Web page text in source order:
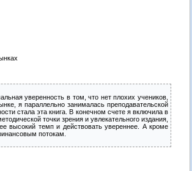
уверенность в том, что нет плохих учеников,
я параллельно занималась преподавательской
стала эта книга. В конечном счете я включила в
точки зрения и увлекательного издания,
высокий темп и действовать увереннее. А кроме
потокам.